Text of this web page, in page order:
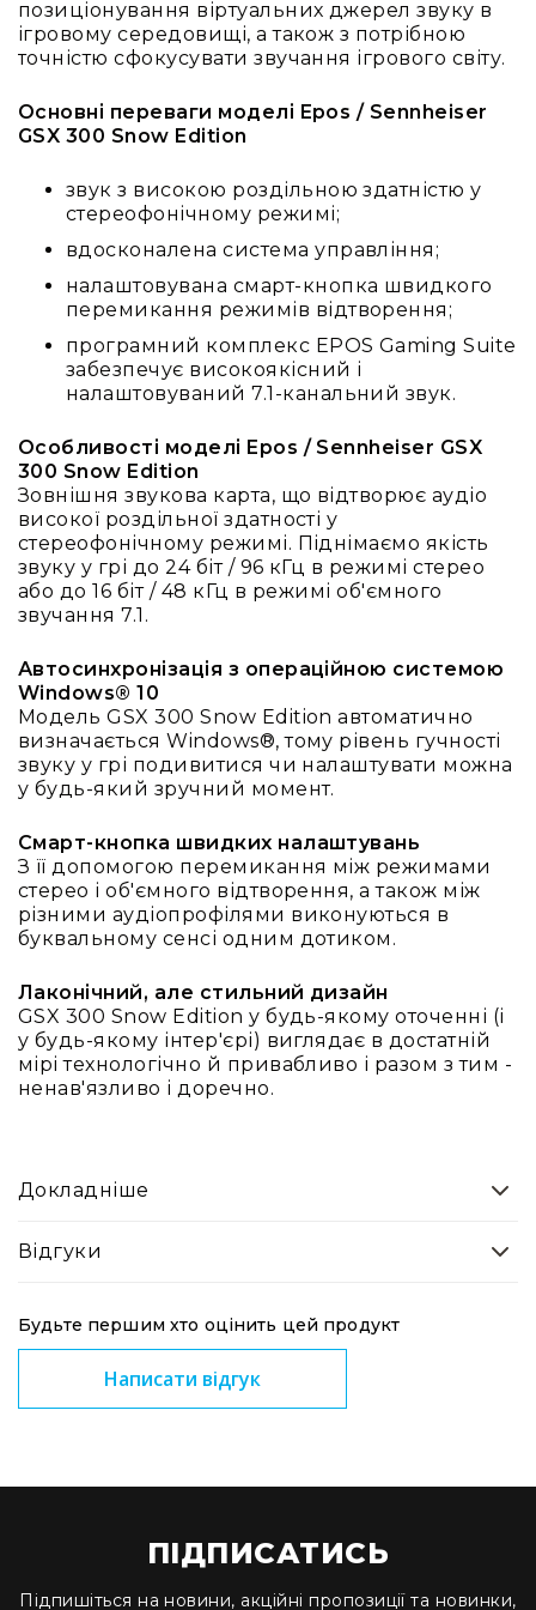
комплектуючі
Навушники
Для
аудіофілів
Для
спорту
Для
моніторингу
Для
Dj
та
студій
Для
перегляду
фільмів/
Для
людей
з
вадами
для
Аксесуари
і
комплектуючі
Для
трансляцій
і
ТБ
Для
блогерів
Для
домашньої
IP
телефонії
комплектуючі
Рішення
для
трансляцій
і
конференцій
позиціонування віртуальних джерел звуку в
ігровому середовищі, а також з потрібною
точністю сфокусувати звучання ігрового світу.
Основні переваги моделі Epos / Sennheiser
GSX 300 Snow Edition
звук з високою роздільною здатністю у
стереофонічному режимі;
вдосконалена система управління;
налаштовувана смарт-кнопка швидкого
перемикання режимів відтворення;
програмний комплекс EPOS Gaming Suite
забезпечує високоякісний і
налаштовуваний 7.1-канальний звук.
Особливості моделі Epos / Sennheiser GSX
300 Snow Edition
Зовнішня звукова карта, що відтворює аудіо
високої роздільної здатності у
стереофонічному режимі. Піднімаємо якість
звуку у грі до 24 біт / 96 кГц в режимі стерео
або до 16 біт / 48 кГц в режимі об'ємного
звучання 7.1.
Автосинхронізація з операційною системою
Windows® 10
Модель GSX 300 Snow Edition автоматично
визначається Windows®, тому рівень гучності
звуку у грі подивитися чи налаштувати можна
у будь-який зручний момент.
Смарт-кнопка швидких налаштувань
З її допомогою перемикання між режимами
стерео і об'ємного відтворення, а також між
різними аудіопрофілями виконуються в
буквальному сенсі одним дотиком.
Лаконічний, але стильний дизайн
GSX 300 Snow Edition у будь-якому оточенні (і
у будь-якому інтер'єрі) виглядає в достатній
мірі технологічно й привабливо і разом з тим -
ненав'язливо і доречно.
Докладніше
Відгуки
Будьте першим хто оцінить цей продукт
Написати відгук
ПІДПИСАТИСЬ
Підпишіться на новини, акційні пропозиції та новинки,